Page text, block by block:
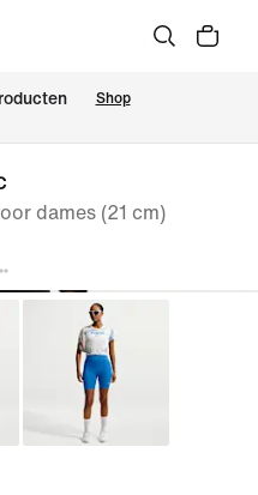
Shop
dames (21 cm)